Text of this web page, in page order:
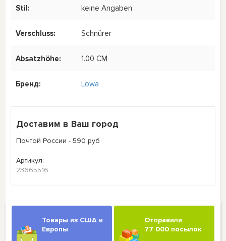
Stil: keine Angaben
Verschluss: Schnürer
Absatzhöhe: 1.00 CM
Бренд: Lowa
Доставим в Ваш город
Почтой России - 590 руб
Артикул:
23665516
Товары из США и
Европы
Отправили
77 000 посылок